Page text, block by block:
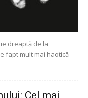
dreaptă de la
fapt mult mai haotică
Cel mai